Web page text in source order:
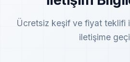
Ücretsiz keşif ve fiyat teklifi
iletişime